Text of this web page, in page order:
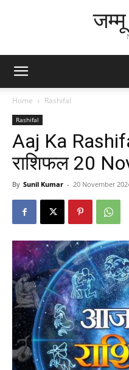
जम्मू
Home Rashifal
Rashifal
Aaj Ka
राशिफल 20
By Sunil Kumar - 20 November